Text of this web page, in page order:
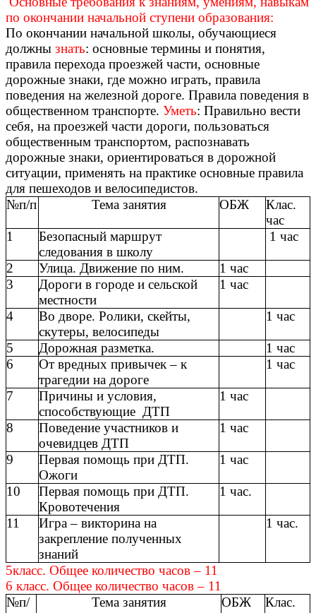
по окончании начальной ступени образования:
По окончании начальной школы, обучающиеся
должны знать: основные термины и понятия,
правила перехода проезжей части, основные
дорожные знаки, где можно играть, правила
поведения на железной дороге. Правила поведения в
общественном транспорте. Уметь: Правильно вести
себя, на проезжей части дороги, пользоваться
общественным транспортом, распознавать
дорожные знаки, ориентироваться в дорожной
ситуации, применять на практике основные правила
для пешеходов и велосипедистов.
№п/п
Тема занятия ОБЖ
Клас.
час
1
Безопасный маршрут
следования в школу
1 час
2 Улица. Движение по ним.
1 час
3
Дороги в городе и сельской
местности
1 час
4
Во дворе. Ролики, скейты,
скутеры, велосипеды
1 час
5 Дорожная разметка.
1 час
6
От вредных привычек – к
трагедии на дороге
1 час
7
Причины и условия,
способствующие ДТП
1 час
8
Поведение участников и
очевидцев ДТП
1 час
9
Первая помощь при ДТП.
Ожоги
1 час
10
Первая помощь при ДТП.
Кровотечения
1 час.
11
Игра – викторина на
закрепление полученных
знаний
1 час.
5класс. Общее количество часов – 11
6 класс. Общее количество часов – 11
№п/
Тема занятия ОБЖ
Клас.